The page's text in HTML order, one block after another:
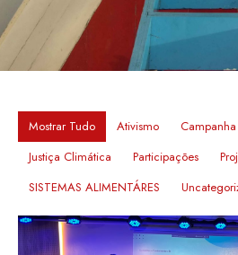
Mostrar Tudo Ativismo Campanha
Justiça Climática
Participações
SISTEMAS ALIMENTÁRES